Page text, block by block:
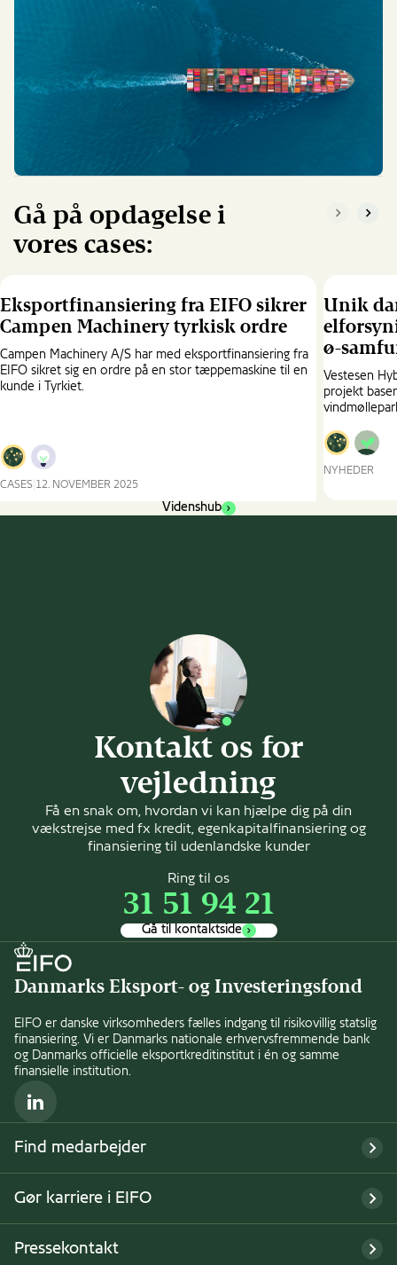
Gå på opdagelse i
vores cases:
Eksportfinansiering fra EIFO sikrer
Campen Machinery tyrkisk ordre
Campen Machinery A/S har med eksportfinansiering fra
EIFO sikret sig en ordre på en stor tæppemaskine til en
kunde i Tyrkiet.
CASES 12. NOVEMBER 2025
fra
Unik
ø-
Vestesen
projekt
NYHEDER
Videnshub
Kontakt os for
vejledning
Få en snak om, hvordan vi kan hjælpe dig på din
vækstrejse med fx kredit, egenkapitalfinansiering og
finansiering til udenlandske kunder
Ring til os
31 51 94 21
Gå til kontaktside
Danmarks Eksport- og Investeringsfond
EIFO er danske virksomheders fælles indgang til risikovillig statslig
finansiering. Vi er Danmarks nationale erhvervsfremmende bank
og Danmarks officielle eksportkreditinstitut i én og samme
finansielle institution.
LinkedIn
Find medarbejder
Gør karriere i EIFO
Pressekontakt